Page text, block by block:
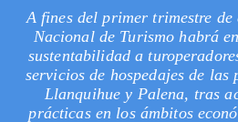
A fines del primer trimestre de
Nacional de Turismo habrá
sustentabilidad a
servicios de hospedajes de las
Llanquihue y Palena, tras
prácticas en los ámbitos